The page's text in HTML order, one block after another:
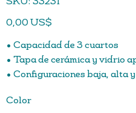
33231
Precio
0,00 US$
• Capacidad de 3 cuartos
• Tapa de cerámica y vidrio
• Configuraciones baja, alta
libras.
Color